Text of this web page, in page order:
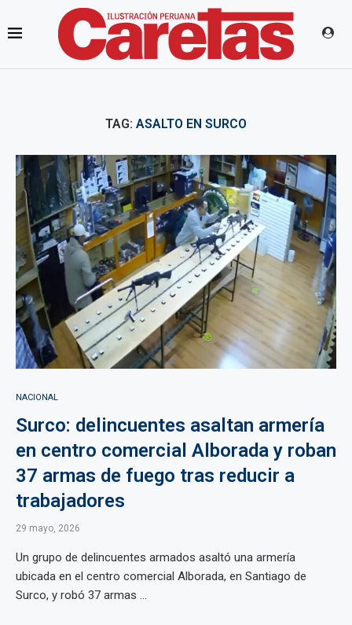
TAG: ASALTO EN SURCO
NACIONAL
Surco: delincuentes asaltan armería
en centro comercial Alborada y roban
37 armas de fuego tras reducir a
trabajadores
29 mayo, 2026
Un grupo de delincuentes armados asaltó una armería
ubicada en el centro comercial Alborada, en Santiago de
Surco, y robó 37 armas ...